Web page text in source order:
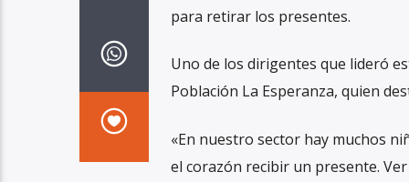
para retirar los presentes.
Uno de los dirigentes que lideró
Población La Esperanza, quien
«En nuestro sector hay muchos
el corazón recibir un presente.